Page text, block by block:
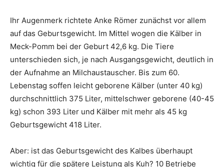
Ihr Augenmerk richtete Anke Römer zunächst vor allem
auf das Geburtsgewicht. Im Mittel wogen die Kälber in
Meck-Pomm bei der Geburt 42,6 kg. Die Tiere
unterschieden sich, je nach Ausgangsgewicht, deutlich in
der Aufnahme an Milchaustauscher. Bis zum 60.
Lebenstag soffen leicht geborene Kälber (unter 40 kg)
durchschnittlich 375 Liter, mittelschwer geborene (40-45
kg) schon 393 Liter und Kälber mit mehr als 45 kg
Geburtsgewicht 418 Liter.
Aber: ist das Geburtsgewicht des Kalbes überhaupt
wichtig für die spätere Leistung als Kuh? 10 Betriebe